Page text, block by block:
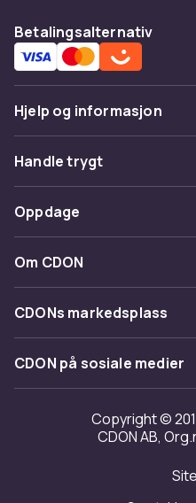
Betalingsalternativ
Hjelp og informasjon
Vanlige spørsmål
Spor pakke
Angre & returner her
Kontakt oss
Handle trygt
Betaling
Levering
Tilbakekallinger
Oppdage
Kategorier
Varemerker
Om CDON
Om oss
Kundeanmeldelser
Jobbe på CDON
Investor relations
Tilgjengelighet
CDONs markedsplass
Merchant Help Center
CDON på sosiale medier
Copyright ©
CDON AB,